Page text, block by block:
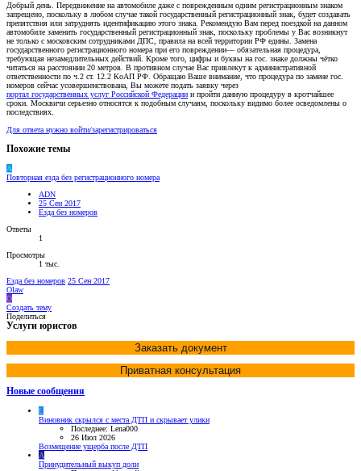
Добрый день. Передвижение на автомобиле даже с поврежденным одним регистрационным знаком
запрещено, поскольку в любом случае такой государственный регистрационный знак, будет создавать
препятствия или затруднять идентификацию этого знака. Рекомендую Вам перед поездкой на данном
автомобиле заменить государственный регистрационный знак, поскольку проблемы у Вас возникнут
не только с московским сотрудниками ДПС, правила на всей территории РФ едины. Замена
государственного регистрационного номера при его повреждении— обязательная процедура,
требующая незамедлительных действий. Кроме того, цифры и буквы на гос. знаке должны чётко
читаться на расстоянии 20 метров. В противном случае Вас привлекут к административной
ответственности по ч.2 ст. 12.2 КоАП РФ. Обращаю Ваше внимание, что процедура по замене гос.
номеров сейчас усовершенствована, Вы можете подать заявку через
портал государственных услуг Российской Федерации и пройти данную процедуру в кротчайшее
сроки. Москвичи серьезно относятся к подобным случаям, поскольку видимо более осведомлены о
последствиях.
Для ответа нужно войти/зарегистрироваться
Похожие темы
A
Повторная езда без регистрационного номера
ADN
25 Сен 2017
Езда без номеров
Ответы
1
Просмотры
1 тыс.
Езда без номеров 25 Сен 2017
Olaw
O
Создать тему
Поделиться
Услуги юристов
Заказать документ
Приватная консультация
Новые сообщения
L
Виновник скрылся с места ДТП и скрывает улики
Последнее: Lena000
26 Июл 2026
Возмещение ущерба после ДТП
A
Принудительный выкуп доли